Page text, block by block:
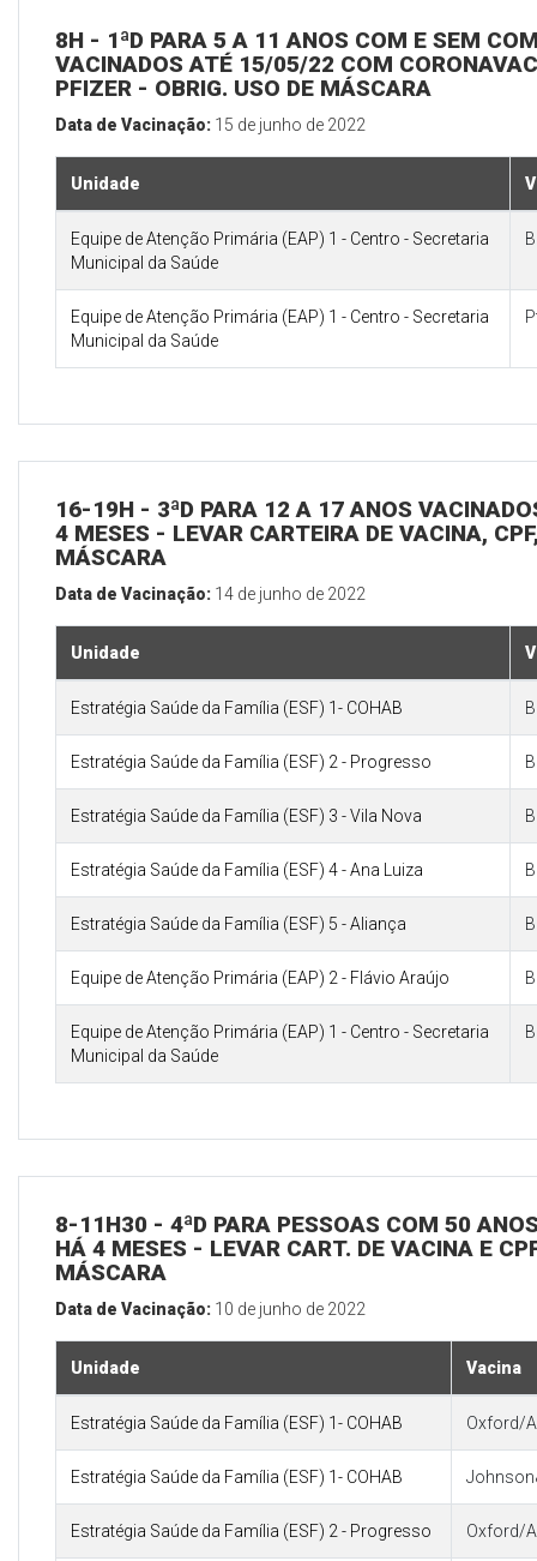
8H - 1ªD PARA 5 A 11 ANOS COM E SEM
VACINADOS ATÉ 15/05/22 COM
PFIZER - OBRIG. USO DE MÁSCARA
Data de Vacinação: 15 de junho de 2022
Unidade
Equipe de Atenção Primária (EAP) 1 - Centro - Secretaria
Municipal da Saúde
Equipe de Atenção Primária (EAP) 1 - Centro - Secretaria
Municipal da Saúde
16-19H - 3ªD PARA 12 A 17 ANOS
4 MESES - LEVAR CARTEIRA DE VACINA,
MÁSCARA
Data de Vacinação: 14 de junho de 2022
Unidade
Estratégia Saúde da Família (ESF) 1- COHAB
Estratégia Saúde da Família (ESF) 2 - Progresso
Estratégia Saúde da Família (ESF) 3 - Vila Nova
Estratégia Saúde da Família (ESF) 4 - Ana Luiza
Estratégia Saúde da Família (ESF) 5 - Aliança
Equipe de Atenção Primária (EAP) 2 - Flávio Araújo
Equipe de Atenção Primária (EAP) 1 - Centro - Secretaria
Municipal da Saúde
8-11H30 - 4ªD PARA PESSOAS COM 50
HÁ 4 MESES - LEVAR CART. DE VACINA E
MÁSCARA
Data de Vacinação: 10 de junho de 2022
Unidade Vacina
Estratégia Saúde da Família (ESF) 1- COHAB Oxford/
Estratégia Saúde da Família (ESF) 1- COHAB
Estratégia Saúde da Família (ESF) 2 - Progresso Oxford/